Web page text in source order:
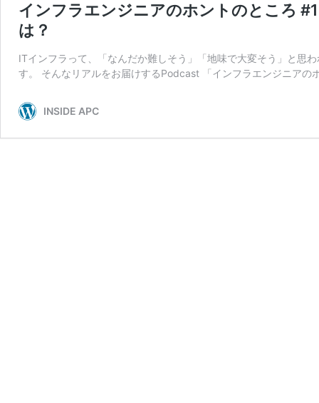
インフラエンジニアのホントのところ
は？
ITインフラって、「なんだか難しそう」「地味で大変そう」と思
す。 そんなリアルをお届けするPodcast 「インフラエンジニア
INSIDE APC